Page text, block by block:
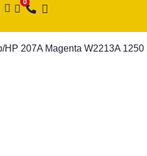
HP 207A Magenta W2213A 1250